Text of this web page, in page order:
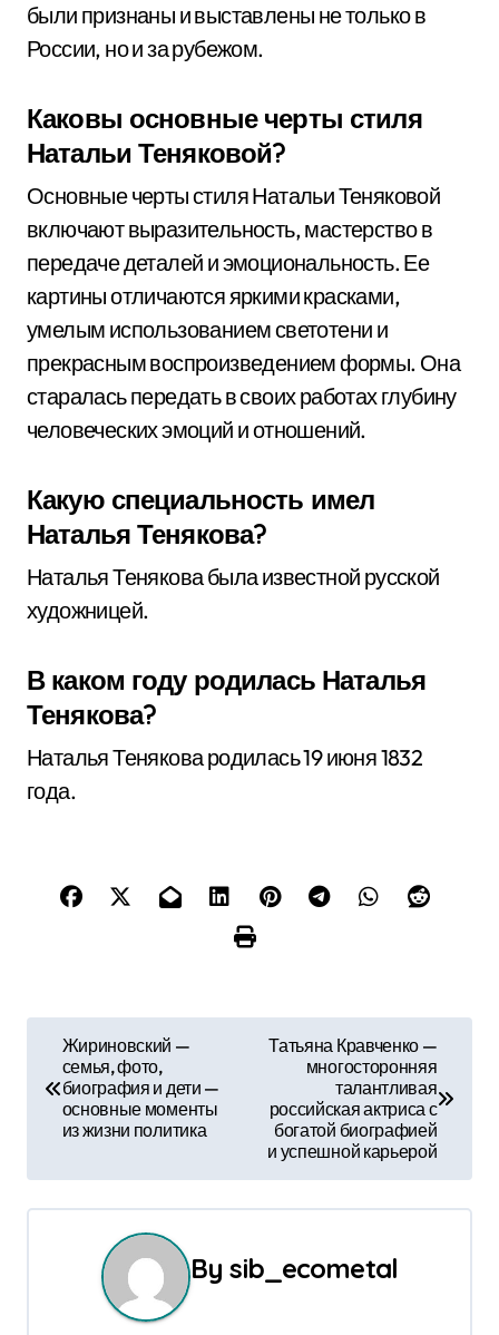
были признаны и выставлены не только в
России, но и за рубежом.
Каковы основные черты стиля
Натальи Теняковой?
Основные черты стиля Натальи Теняковой
включают выразительность, мастерство в
передаче деталей и эмоциональность. Ее
картины отличаются яркими красками,
умелым использованием светотени и
прекрасным воспроизведением формы. Она
старалась передать в своих работах глубину
человеческих эмоций и отношений.
Какую специальность имел
Наталья Тенякова?
Наталья Тенякова была известной русской
художницей.
В каком году родилась Наталья
Тенякова?
Наталья Тенякова родилась 19 июня 1832
года.
и
г
Жириновский —
семья, фото,
биография и дети —
основные моменты
из жизни политика
Татьяна Кравченко —
многосторонняя
талантливая
российская актриса с
богатой биографией
и успешной карьерой
Bysib_ecometal